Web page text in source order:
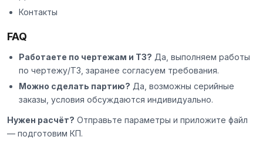
Контакты
FAQ
Работаете по чертежам и ТЗ? Да, выполняем работы
по чертежу/ТЗ, заранее согласуем требования.
Можно сделать партию? Да, возможны серийные
заказы, условия обсуждаются индивидуально.
Нужен расчёт? Отправьте параметры и приложите файл
— подготовим КП.